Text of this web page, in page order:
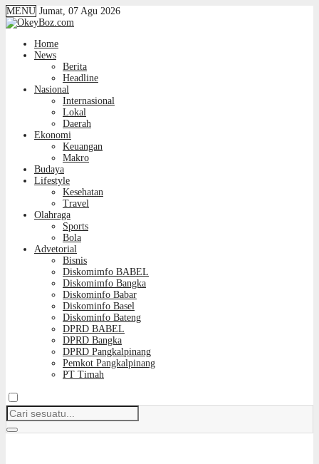
MENU Jumat, 07 Agu 2026
Home
News
Berita
Headline
Nasional
Internasional
Lokal
Daerah
Ekonomi
Keuangan
Makro
Budaya
Lifestyle
Kesehatan
Travel
Olahraga
Sports
Bola
Advetorial
Bisnis
Diskomimfo BABEL
Diskomimfo Bangka
Diskominfo Babar
Diskominfo Basel
Diskominfo Bateng
DPRD BABEL
DPRD Bangka
DPRD Pangkalpinang
Pemkot Pangkalpinang
PT Timah